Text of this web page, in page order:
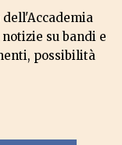
su bandi e
possibilità